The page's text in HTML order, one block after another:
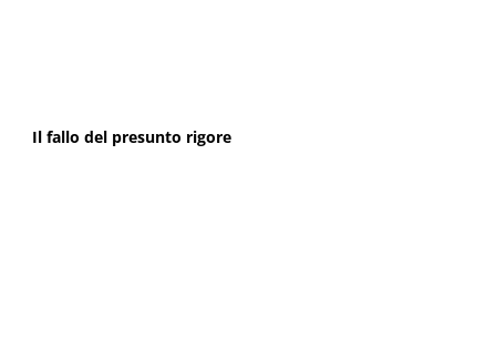
Il fallo del presunto rigore